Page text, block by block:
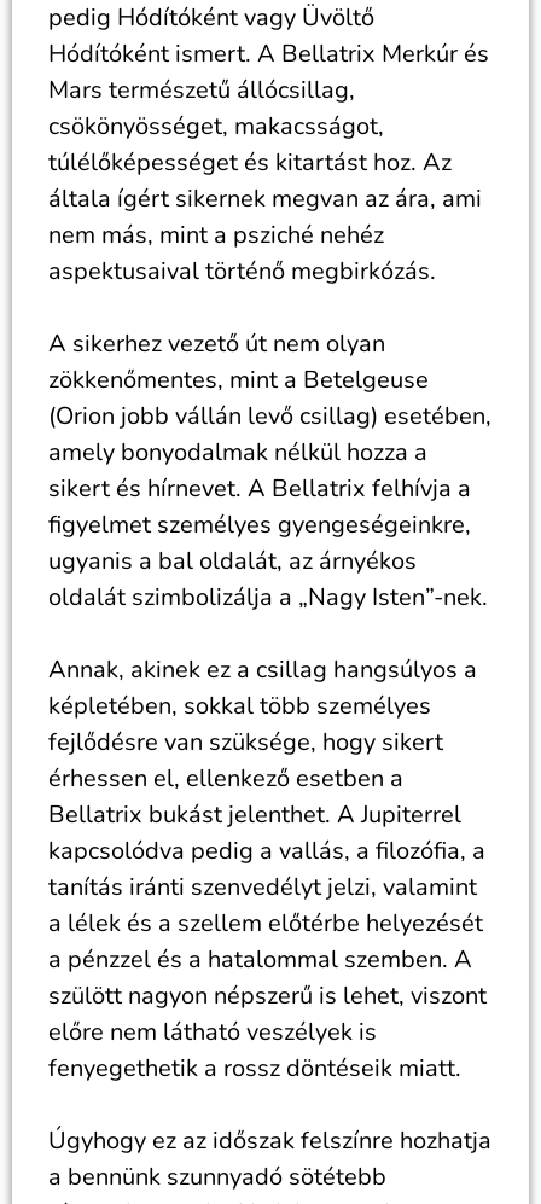
pedig Hódítóként vagy Üvöltő
Hódítóként ismert. A Bellatrix Merkúr és
Mars természetű állócsillag,
csökönyösséget, makacsságot,
túlélőképességet és kitartást hoz. Az
általa ígért sikernek megvan az ára, ami
nem más, mint a psziché nehéz
aspektusaival történő megbirkózás.
A sikerhez vezető út nem olyan
zökkenőmentes, mint a Betelgeuse
(Orion jobb vállán levő csillag) esetében,
amely bonyodalmak nélkül hozza a
sikert és hírnevet. A Bellatrix felhívja a
figyelmet személyes gyengeségeinkre,
ugyanis a bal oldalát, az árnyékos
oldalát szimbolizálja a „Nagy Isten”-nek.
Annak, akinek ez a csillag hangsúlyos a
képletében, sokkal több személyes
fejlődésre van szüksége, hogy sikert
érhessen el, ellenkező esetben a
Bellatrix bukást jelenthet. A Jupiterrel
kapcsolódva pedig a vallás, a filozófia, a
tanítás iránti szenvedélyt jelzi, valamint
a lélek és a szellem előtérbe helyezését
a pénzzel és a hatalommal szemben. A
szülött nagyon népszerű is lehet, viszont
előre nem látható veszélyek is
fenyegethetik a rossz döntéseik miatt.
Úgyhogy ez az időszak felszínre hozhatja
a bennünk szunnyadó sötétebb